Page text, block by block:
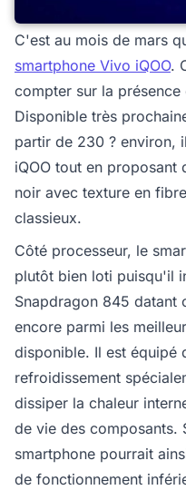
C'est au mois de mars
smartphone Vivo iQOO.
compter sur la présence
Disponible très
partir de 230 ? environ,
iQOO tout en
noir avec texture en
classieux.
Côté processeur, le
plutôt bien loti puisqu'il
Snapdragon 845 datant
encore parmi les
disponible. Il est équipé
refroidissement
dissiper la chaleur
de vie des composants.
smartphone pourrait
de fonctionnement